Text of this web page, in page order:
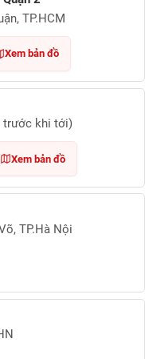
TP.HCM
Xem bản đồ
trước khi tới)
Xem bản đồ
TP.Hà Nội